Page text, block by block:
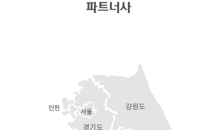
파트너사